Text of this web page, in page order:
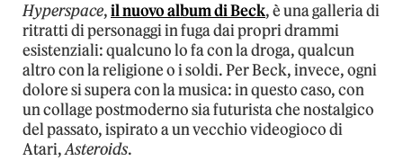
Hyperspace,il nuovo album di Beck, è una galleria di
ritratti di personaggi in fuga dai propri drammi
esistenziali: qualcuno lo fa con la droga, qualcun
altro con la religione o i soldi. Per Beck, invece, ogni
dolore si supera con la musica: in questo caso, con
un collage postmoderno sia futurista che nostalgico
del passato, ispirato a un vecchio videogioco di
Atari,Asteroids.